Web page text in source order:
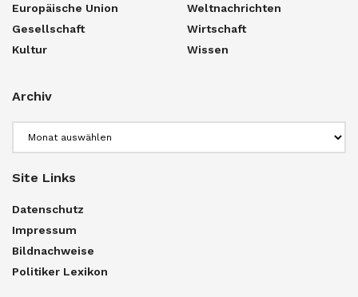
Europäische Union
Gesellschaft
Kultur
Weltnachrichten
Wirtschaft
Wissen
Archiv
Site Links
Datenschutz
Impressum
Bildnachweise
Politiker Lexikon